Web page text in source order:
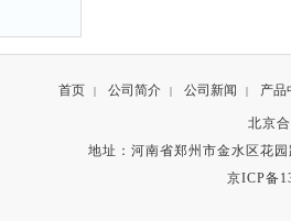
首页 | 公司简介 | 公司新闻 | 产品
北京
地址：河南省郑州市金水区花
京ICP备